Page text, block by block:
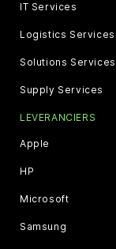
IT Services
Logistics Services
Solutions Services
Supply Services
LEVERANCIERS
Apple
HP
Microsoft
Samsung